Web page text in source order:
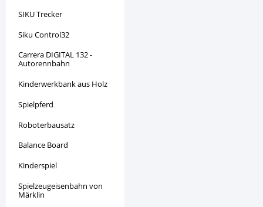
SIKU Trecker
Siku Control32
Carrera DIGITAL 132 -
Autorennbahn
Kinderwerkbank aus Holz
Spielpferd
Roboterbausatz
Balance Board
Kinderspiel
Spielzeugeisenbahn von
Märklin